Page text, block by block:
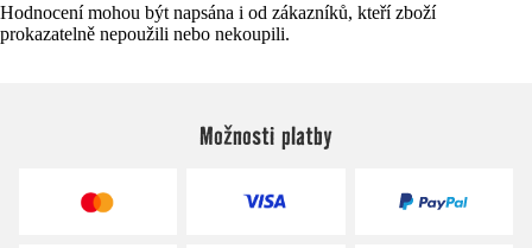
Hodnocení mohou být napsána i od zákazníků, kteří zboží
prokazatelně nepoužili nebo nekoupili.
Možnosti platby